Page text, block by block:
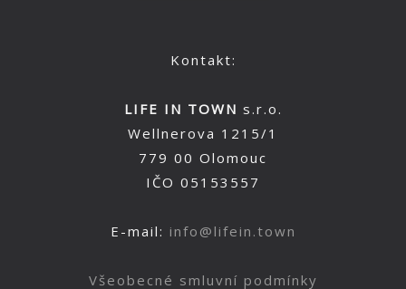
Kontakt:
LIFE IN TOWN s.r.o.
Wellnerova 1215/1
779 00 Olomouc
IČO 05153557
E-mail: info@lifein.town
Všeobecné smluvní podmínky